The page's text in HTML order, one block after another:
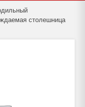
столешница